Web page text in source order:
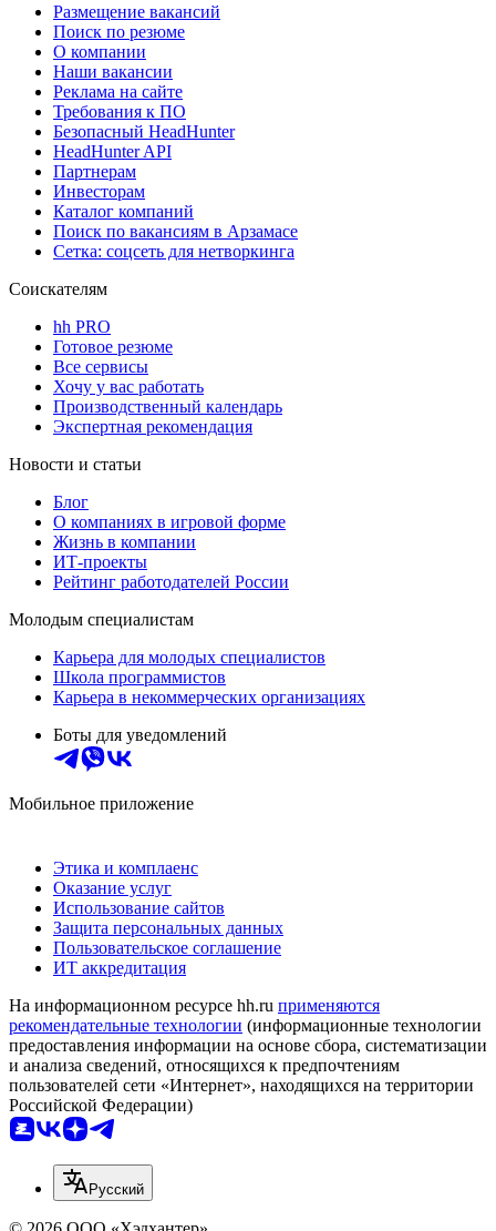
Размещение вакансий
Поиск по резюме
О компании
Наши вакансии
Реклама на сайте
Требования к ПО
Безопасный HeadHunter
HeadHunter API
Партнерам
Инвесторам
Каталог компаний
Поиск по вакансиям в Арзамасе
Сетка: соцсеть для нетворкинга
Соискателям
hh PRO
Готовое резюме
Все сервисы
Хочу у вас работать
Производственный календарь
Экспертная рекомендация
Новости и статьи
Блог
О компаниях в игровой форме
Жизнь в компании
ИТ-проекты
Рейтинг работодателей России
Молодым специалистам
Карьера для молодых специалистов
Школа программистов
Карьера в некоммерческих организациях
Боты для уведомлений
Мобильное приложение
Этика и комплаенс
Оказание услуг
Использование сайтов
Защита персональных данных
Пользовательское соглашение
ИТ аккредитация
На информационном ресурсе hh.ru применяются
рекомендательные технологии (информационные технологии
предоставления информации на основе сбора, систематизации
и анализа сведений, относящихся к предпочтениям
пользователей сети «Интернет», находящихся на территории
Российской Федерации)
Русский